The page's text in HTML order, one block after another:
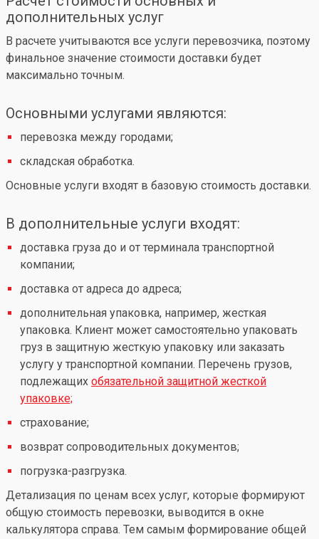
дополнительных услуг
В расчете учитываются все услуги перевозчика, поэтому
финальное значение стоимости доставки будет
максимально точным.
Основными услугами являются:
перевозка между городами;
складская обработка.
Основные услуги входят в базовую стоимость доставки.
В дополнительные услуги входят:
доставка груза до и от терминала транспортной
компании;
доставка от адреса до адреса;
дополнительная упаковка, например, жесткая
упаковка. Клиент может самостоятельно упаковать
груз в защитную жесткую упаковку или заказать
услугу у транспортной компании. Перечень грузов,
подлежащих обязательной защитной жесткой
упаковке;
страхование;
возврат сопроводительных документов;
погрузка-разгрузка.
Детализация по ценам всех услуг, которые формируют
общую стоимость перевозки, выводится в окне
калькулятора справа. Тем самым формирование общей